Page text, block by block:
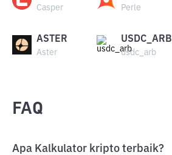
Casper Perle
ASTER
Aster
USDC_ARB
usdc_arb
FAQ
Apa Kalkulator kripto terbaik?